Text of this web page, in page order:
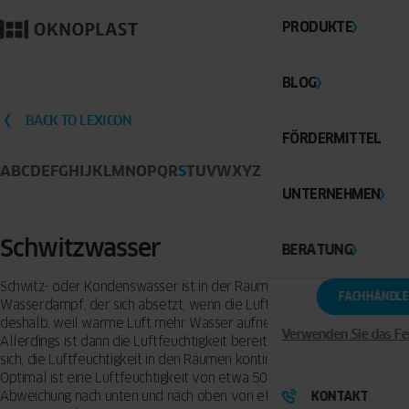
PRODUKTE
BLOG
FÖRDERMITTEL
UNTERNEHMEN
BERATUNG
Verwenden Sie das
KONTAKT
BACK TO LEXICON
ABCDEFGHIJKLMNOPQRSTUVWXYZ
Schwitzwasser
Schwitz- oder Kondenswasser ist in der Raumluft enthaltener
Wasserdampf, der sich absetzt, wenn die Luft abkühlt. Dies geschieht
deshalb, weil warme Luft mehr Wasser aufnehmen kann als kalte.
Allerdings ist dann die Luftfeuchtigkeit bereits zu hoch. Es empfiehlt
sich, die Luftfeuchtigkeit in den Räumen kontinuierlich zu messen.
Optimal ist eine Luftfeuchtigkeit von etwa 50 Prozent mit einer
Abweichung nach unten und nach oben von etwa 10 Prozent bei